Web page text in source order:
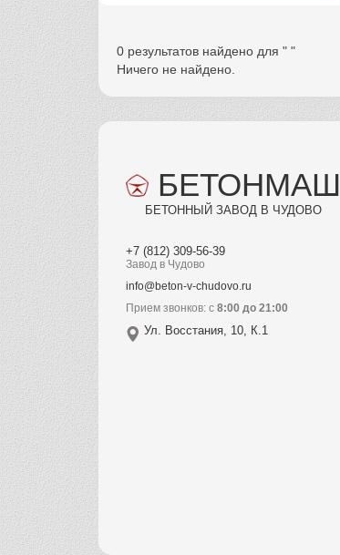
0 результатов найдено для " "
Ничего не найдено.
БЕТОНМАШ
БЕТОННЫЙ ЗАВОД В ЧУДОВО
+7 (812) 309-56-39
Завод в Чудово
info@beton-v-chudovo.ru
Прием звонков: с 8:00 до 21:00
Ул. Восстания, 10, К.1